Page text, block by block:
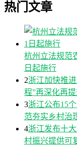
热门文章
杭州立法规范
日起施行
2浙江加快推
程”再深化再
3浙江公布15
范夯实乡村治
4浙江发布十
村振兴提供可